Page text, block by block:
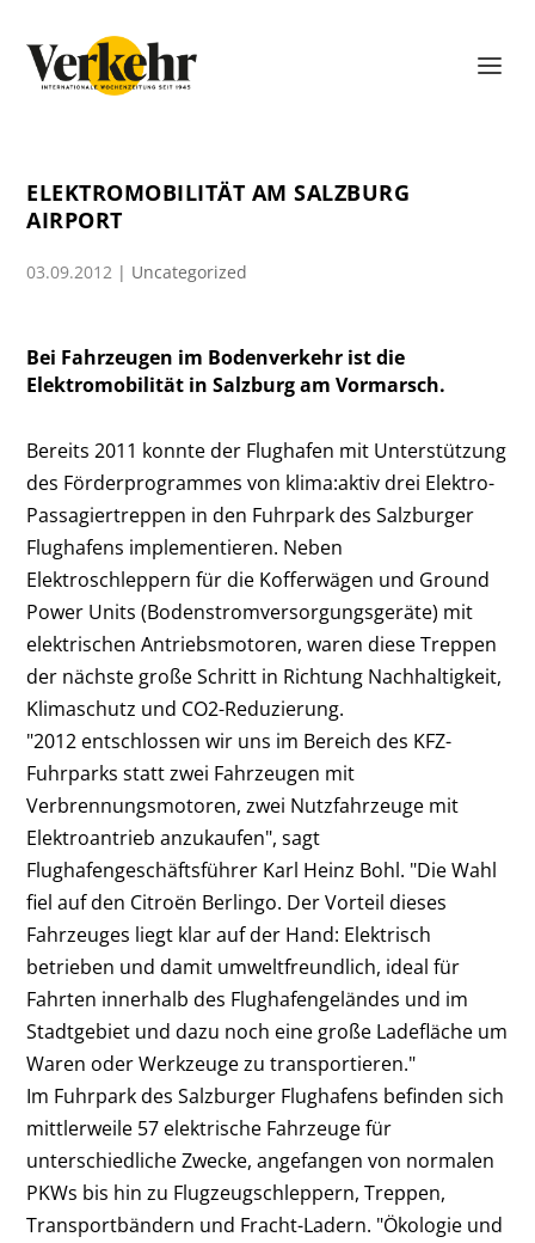
ELEKTROMOBILITÄT AM SALZBURG
AIRPORT
03.09.2012 | Uncategorized
Bei Fahrzeugen im Bodenverkehr ist die
Elektromobilität in Salzburg am Vormarsch.
Bereits 2011 konnte der Flughafen mit Unterstützung
des Förderprogrammes von klima:aktiv drei Elektro-
Passagiertreppen in den Fuhrpark des Salzburger
Flughafens implementieren. Neben
Elektroschleppern für die Kofferwägen und Ground
Power Units (Bodenstromversorgungsgeräte) mit
elektrischen Antriebsmotoren, waren diese Treppen
der nächste große Schritt in Richtung Nachhaltigkeit,
Klimaschutz und CO2-Reduzierung.
"2012 entschlossen wir uns im Bereich des KFZ-
Fuhrparks statt zwei Fahrzeugen mit
Verbrennungsmotoren, zwei Nutzfahrzeuge mit
Elektroantrieb anzukaufen", sagt
Flughafengeschäftsführer Karl Heinz Bohl. "Die Wahl
fiel auf den Citroën Berlingo. Der Vorteil dieses
Fahrzeuges liegt klar auf der Hand: Elektrisch
betrieben und damit umweltfreundlich, ideal für
Fahrten innerhalb des Flughafengeländes und im
Stadtgebiet und dazu noch eine große Ladefläche um
Waren oder Werkzeuge zu transportieren."
Im Fuhrpark des Salzburger Flughafens befinden sich
mittlerweile 57 elektrische Fahrzeuge für
unterschiedliche Zwecke, angefangen von normalen
PKWs bis hin zu Flugzeugschleppern, Treppen,
Transportbändern und Fracht-Ladern. "Ökologie und